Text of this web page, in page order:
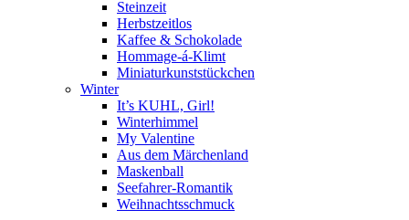
Steinzeit
Herbstzeitlos
Kaffee & Schokolade
Hommage-á-Klimt
Miniaturkunststückchen
Winter
It’s KUHL, Girl!
Winterhimmel
My Valentine
Aus dem Märchenland
Maskenball
Seefahrer-Romantik
Weihnachtsschmuck